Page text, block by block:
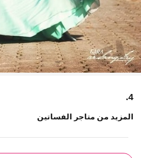
4.
المزيد من متاجر الفساتين